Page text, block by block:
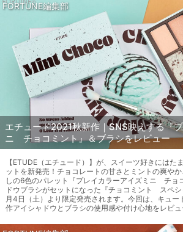
FORTUNE編集部
エチュード2021秋新作｜SNS映えする『
ニ チョコミント』＆ブラシをレビュー
【ETUDE（エチュード）】が、スイーツ好きにはた
ットを新発売！チョコレートの甘さとミントの爽や
しの6色のパレット『プレイカラーアイズミニ チョ
ドウブラシがセットになった『チョコミント スペ
月4日（土）より限定発売されます。今回は、キュー
作アイシャドウとブラシの使用感や付け心地をレビ